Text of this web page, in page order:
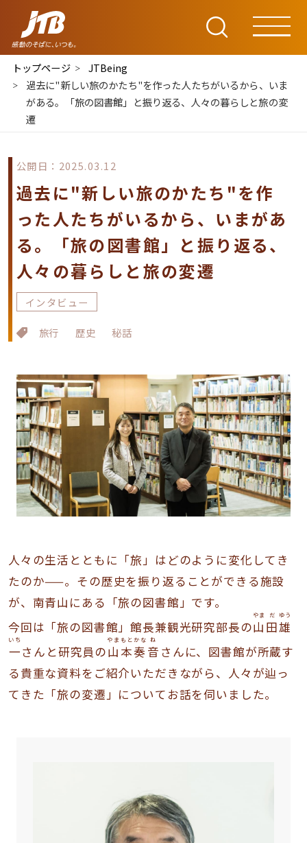
トップページ
JTBeing
過去に"新しい旅のかたち"を作った人たちがいるから、いま
がある。「旅の図書館」と振り返る、人々の暮らしと旅の変
遷
公開日：2025.03.12
過去に"新しい旅のかたち"を作
った人たちがいるから、いまがあ
る。「旅の図書館」と振り返る、
人々の暮らしと旅の変遷
インタビュー
旅行 歴史 秘話
人々の生活とともに「旅」はどのように変化してき
たのか——。その歴史を振り返ることができる施設
が、南青山にある「旅の図書館」です。
今回は「旅の図書館」館長兼観光研究部長の​山
やま
田
だ
雄
ゆう
一
いち
さんと研究員の​山
やま
本
もと
​奏
かな
音
ね
さんに、図書館が所蔵す
る貴重な資料をご紹介いただきながら、人々が辿っ
てきた「旅の変遷」についてお話を伺いました。